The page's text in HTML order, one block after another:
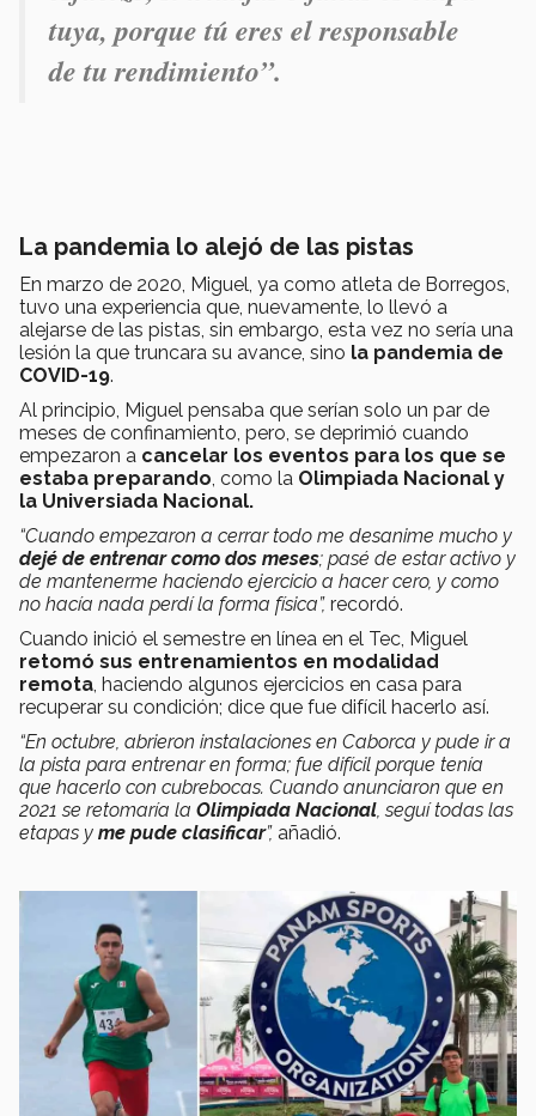
tuya, porque tú eres el responsable
de tu rendimiento”.
La pandemia lo alejó de las pistas
En marzo de 2020, Miguel, ya como atleta de Borregos,
tuvo una experiencia que, nuevamente, lo llevó a
alejarse de las pistas, sin embargo, esta vez no sería una
lesión la que truncara su avance, sino la pandemia de
COVID-19.
Al principio, Miguel pensaba que serían solo un par de
meses de confinamiento, pero, se deprimió cuando
empezaron a cancelar los eventos para los que se
estaba preparando , como la Olimpiada Nacional y
la Universiada Nacional.
“Cuando empezaron a cerrar todo me desanime mucho y
dejé de entrenar como dos meses; pasé de estar activo y
de mantenerme haciendo ejercicio a hacer cero, y como
no hacía nada perdí la forma física”, recordó.
Cuando inició el semestre en línea en el Tec, Miguel
retomó sus entrenamientos en modalidad
remota , haciendo algunos ejercicios en casa para
recuperar su condición; dice que fue difícil hacerlo así.
“En octubre, abrieron instalaciones en Caborca y pude ir a
la pista para entrenar en forma; fue difícil porque tenía
que hacerlo con cubrebocas. Cuando anunciaron que en
2021 se retomaría la Olimpiada Nacional , seguí todas las
etapas y me pude clasificar”, añadió.